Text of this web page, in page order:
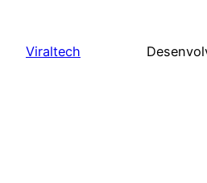
Viraltech